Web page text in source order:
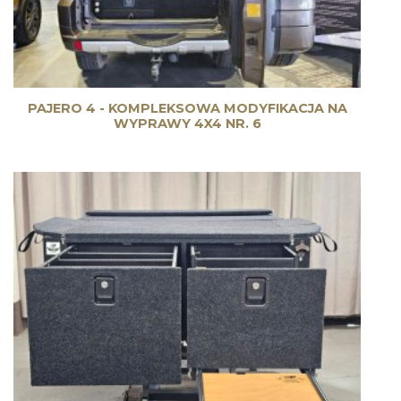
PAJERO 4 - KOMPLEKSOWA MODYFIKACJA NA
WYPRAWY 4X4 NR. 6